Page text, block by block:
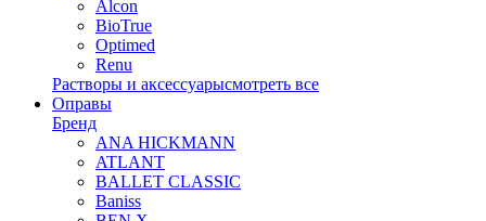
Alcon
BioTrue
Optimed
Renu
Растворы и аксессуарысмотреть все
Оправы
Бренд
ANA HICKMANN
ATLANT
BALLET CLASSIC
Baniss